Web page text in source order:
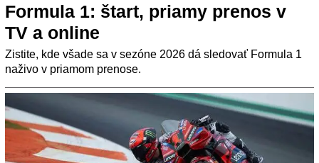
Formula 1: štart, priamy prenos v
TV a online
Zistite, kde všade sa v sezóne 2026 dá sledovať Formula 1
naživo v priamom prenose.